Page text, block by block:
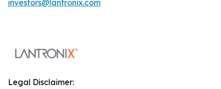
investors@lantronix.com
Legal Disclaimer: